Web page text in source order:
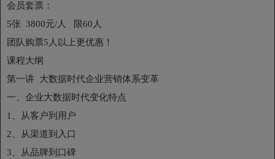
会员套票：
5张 3800元/人 限60人
团队购票5人以上更优惠！
课程大纲
第一讲 大数据时代企业营销体系变革
一、企业大数据时代变化特点
1、从客户到用户
2、从渠道到入口
3、从品牌到口碑